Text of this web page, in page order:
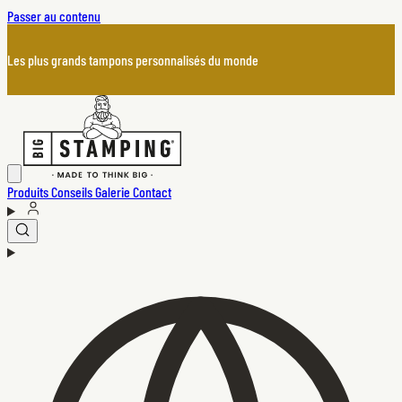
Passer au contenu
Les plus grands tampons personnalisés du monde
ProduitsConseilsGalerie Contact